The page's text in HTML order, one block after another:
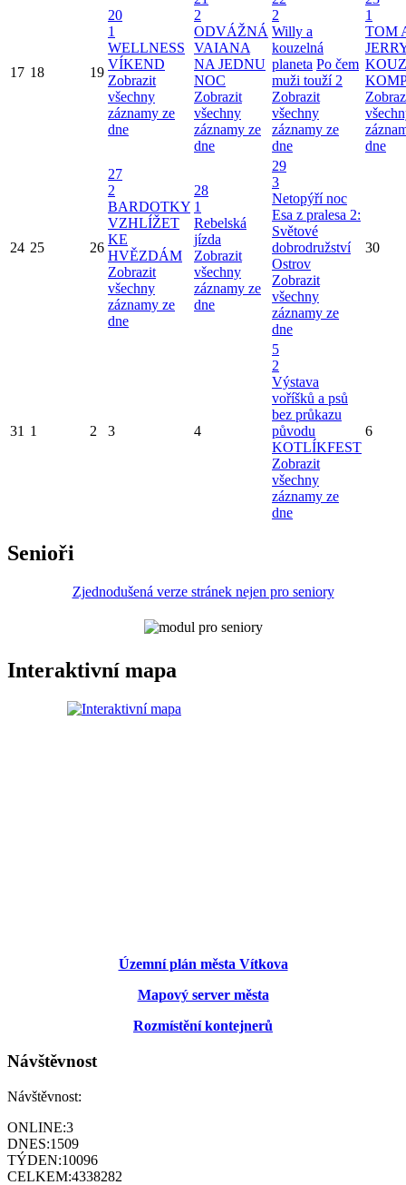
17 18 19
20
1
WELLNESS
VÍKEND
Zobrazit
všechny
záznamy ze
dne
2
ODVÁŽNÁ
VAIANA
NA JEDNU
NOC
Zobrazit
všechny
záznamy ze
dne
2
Willy a
kouzelná
planeta Po čem
muži touží 2
Zobrazit
všechny
záznamy ze
dne
1
TOM
dne
24 25 26
27
2
BARDOTKY
VZHLÍŽET
KE
HVĚZDÁM
Zobrazit
všechny
záznamy ze
dne
28
1
Rebelská
jízda
Zobrazit
všechny
záznamy ze
dne
29
3
Netopýří noc
Esa z pralesa 2:
Světové
dobrodružství
Ostrov
Zobrazit
všechny
záznamy ze
dne
30
31 1 2 3 4
5
2
Výstava
voříšků a psů
bez průkazu
původu
KOTLÍKFEST
Zobrazit
všechny
záznamy ze
dne
6
Senioři
Zjednodušená verze stránek nejen pro seniory
Interaktivní mapa
Územní plán města Vítkova
Mapový server města
Rozmístění kontejnerů
Návštěvnost
Návštěvnost:
ONLINE:3
DNES:1509
TÝDEN:10096
CELKEM:4338282